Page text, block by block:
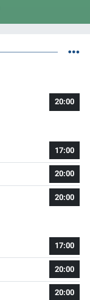
20:00
17:00
20:00
20:00
17:00
20:00
20:00